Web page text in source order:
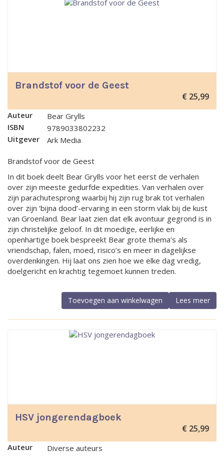
Brandstof voor de Geest
€ 25,99
Auteur
Bear Grylls
ISBN
9789033802232
Uitgever
Ark Media
Brandstof voor de Geest
In dit boek deelt Bear Grylls voor het eerst de verhalen
over zijn meeste gedurfde expedities. Van verhalen over
zijn parachutesprong waarbij hij zijn rug brak tot verhalen
over zijn ‘bijna dood’-ervaring in een storm vlak bij de kust
van Groenland. Bear laat zien dat elk avontuur gegrond is in
zijn christelijke geloof. In dit moedige, eerlijke en
openhartige boek bespreekt Bear grote thema’s als
vriendschap, falen, moed, risico’s en meer in dagelijkse
overdenkingen. Hij laat ons zien hoe we elke dag vredig,
doelgericht en krachtig tegemoet kunnen treden.
Lees meer
Toevoegen aan winkelwagen
HSV jongerendagboek
€ 25,99
Auteur
Diverse auteurs